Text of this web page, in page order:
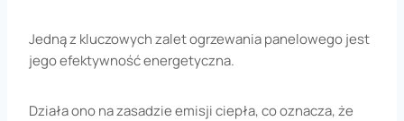
Jedną z kluczowych zalet ogrzewania panelowego jest
jego efektywność energetyczna.
Działa ono na zasadzie emisji ciepła, co oznacza, że